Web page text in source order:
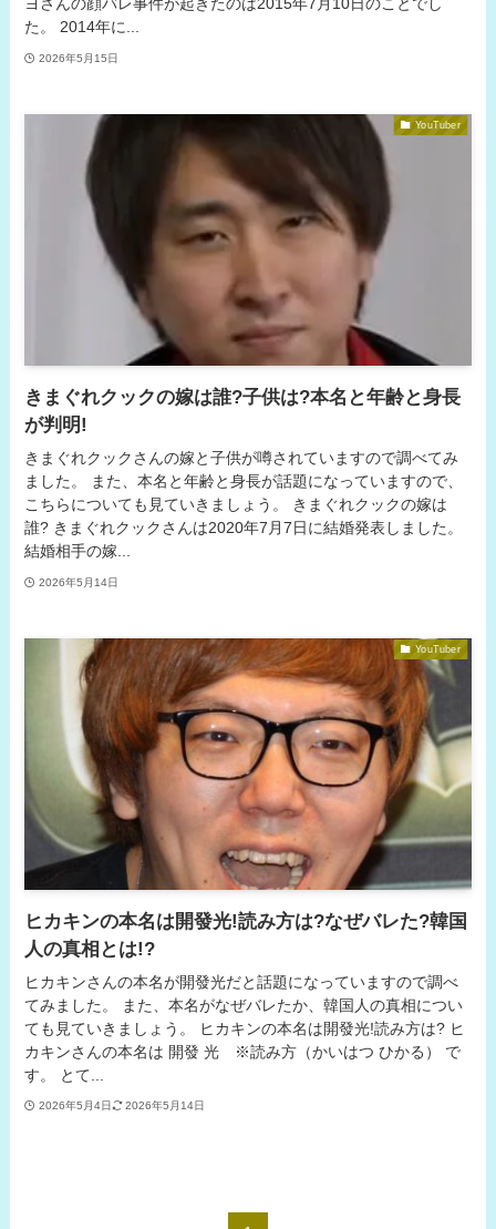
た。 2014年に...
2026年5月15日
YouTuber
きまぐれクックの嫁は誰?子供は?本名と年齢と身長
が判明!
きまぐれクックさんの嫁と子供が噂されていますので調べてみ
ました。 また、本名と年齢と身長が話題になっていますので、
こちらについても見ていきましょう。 きまぐれクックの嫁は
誰? きまぐれクックさんは2020年7月7日に結婚発表しました。
結婚相手の嫁...
2026年5月14日
YouTuber
ヒカキンの本名は開發光!読み方は?なぜバレた?韓国
人の真相とは!?
ヒカキンさんの本名が開發光だと話題になっていますので調べ
てみました。 また、本名がなぜバレたか、韓国人の真相につい
ても見ていきましょう。 ヒカキンの本名は開發光!読み方は? ヒ
カキンさんの本名は 開發 光 ※読み方（かいはつ ひかる） で
す。 とて...
2026年5月4日 2026年5月14日